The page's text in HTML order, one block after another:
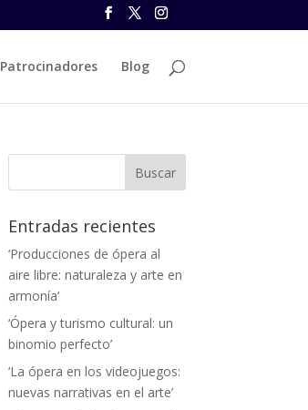
Patrocinadores Blog
Entradas recientes
‘Producciones de ópera al
aire libre: naturaleza y arte en
armonía’
‘Ópera y turismo cultural: un
binomio perfecto’
‘La ópera en los videojuegos:
nuevas narrativas en el arte’